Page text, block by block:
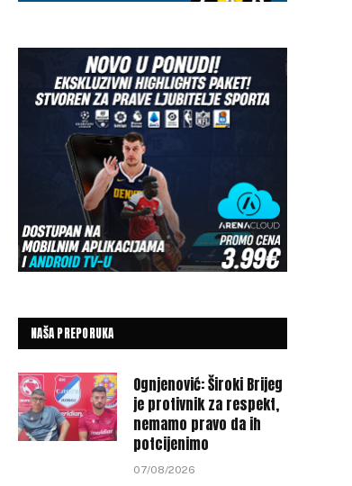
NAŠA PREPORUKA
Ognjenović: Široki Brijeg
je protivnik za respekt,
nemamo pravo da ih
potcijenimo
07/08/2026